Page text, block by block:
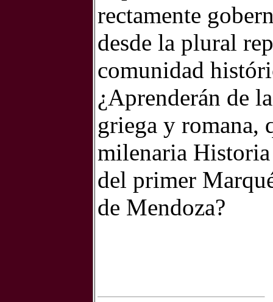
rectamente
desde la plural
comunidad
¿Aprenderán de
griega y romana,
milenaria
del primer
de Mendoza?